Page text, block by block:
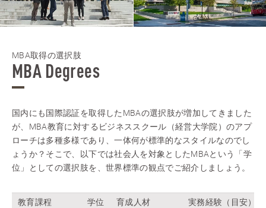
MBA取得の選択肢
MBA Degrees
国内にも国際認証を取得したMBAの選択肢が増加してきました
が、MBA教育に対するビジネススクール（経営大学院）のアプ
ローチは多種多様であり、一体何が標準的なスタイルなのでし
ょうか？そこで、以下では社会人を対象としたMBAという「学
位」としての選択肢を、世界標準の観点でご紹介しましょう。
教育課程 学位 育成人材
実務経験（目安）